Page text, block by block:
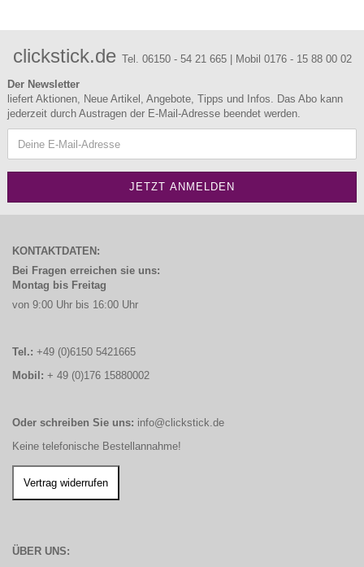
clickstick.de Tel. 06150 - 54 21 665 | Mobil 0176 - 15 88 00 02
Der Newsletter
liefert Aktionen, Neue Artikel, Angebote, Tipps und Infos. Das Abo kann
jederzeit durch Austragen der E-Mail-Adresse beendet werden.
KONTAKTDATEN:
Bei Fragen erreichen sie uns:
Montag bis Freitag
von 9:00 Uhr bis 16:00 Uhr
Tel.: +49 (0)6150 5421665
Mobil: + 49 (0)176 15880002
Oder schreiben Sie uns: info@clickstick.de
Keine telefonische Bestellannahme!
ÜBER UNS: